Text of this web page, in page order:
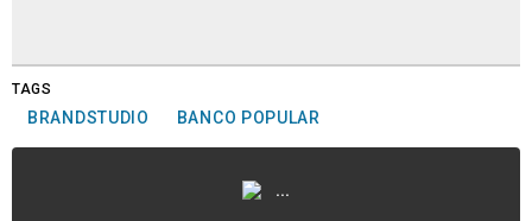
TAGS
BRANDSTUDIO BANCO POPULAR
...